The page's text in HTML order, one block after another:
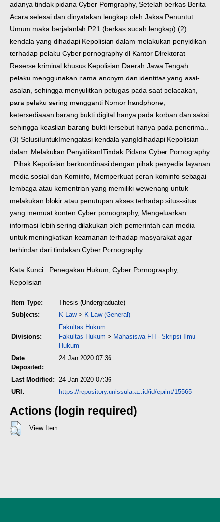
adanya tindak pidana Cyber Porngraphy, Setelah berkas Berita
Acara selesai dan dinyatakan lengkap oleh Jaksa Penuntut
Umum maka berjalanlah P21 (berkas sudah lengkap) (2)
kendala yang dihadapi Kepolisian dalam melakukan penyidikan
terhadap pelaku Cyber pornography di Kantor Direktorat
Reserse kriminal khusus Kepolisian Daerah Jawa Tengah :
pelaku menggunakan nama anonym dan identitas yang asal-
asalan, sehingga menyulitkan petugas pada saat pelacakan,
para pelaku sering mengganti Nomor handphone,
ketersediaaan barang bukti digital hanya pada korban dan saksi
sehingga keaslian barang bukti tersebut hanya pada penerima,.
(3) SolusiIuntukImengatasi kendala yangIdihadapi Kepolisian
dalam Melakukan PenyidikanITindak Pidana Cyber Pornography
: Pihak Kepolisian berkoordinasi dengan pihak penyedia layanan
media sosial dan Kominfo, Memperkuat peran kominfo sebagai
lembaga atau kementrian yang memiliki wewenang untuk
melakukan blokir atau penutupan akses terhadap situs-situs
yang memuat konten Cyber pornography, Mengeluarkan
informasi lebih sering dilakukan oleh pemerintah dan media
untuk meningkatkan keamanan terhadap masyarakat agar
terhindar dari tindakan Cyber Pornography.
Kata Kunci : Penegakan Hukum, Cyber Pornograaphy,
Kepolisian
Item Type:
Thesis (Undergraduate)
Subjects:
K Law> K Law (General)
Divisions:
Fakultas Hukum
Fakultas Hukum > Mahasiswa FH - Skripsi Ilmu
Hukum
Date
Deposited:
24 Jan 2020 07:36
Last Modified:
24 Jan 2020 07:36
URI:
https://repository.unissula.ac.id/id/eprint/15565
Actions (login required)
View Item